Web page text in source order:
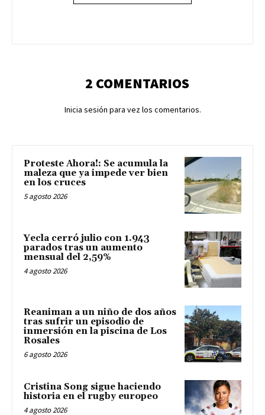
2 COMENTARIOS
Inicia sesión para vez los comentarios.
Proteste Ahora!: Se acumula la
maleza que ya impede ver bien
en los cruces
5 agosto 2026
Yecla cerró julio con 1.943
parados tras un aumento
mensual del 2,59%
4 agosto 2026
Reaniman a un niño de dos años
tras sufrir un episodio de
inmersión en la piscina de Los
Rosales
6 agosto 2026
Cristina Song sigue haciendo
historia en el rugby europeo
4 agosto 2026